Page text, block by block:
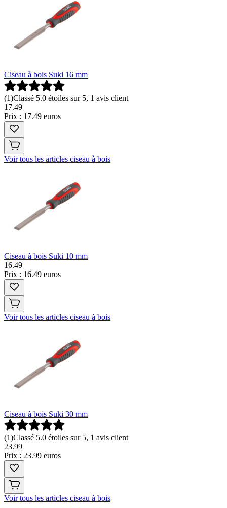
Ciseau à bois Suki 16 mm
(1)Classé 5.0 étoiles sur 5, 1 avis client
17.49
Prix : 17.49 euros
Voir tous les articles ciseau à bois
Ciseau à bois Suki 10 mm
16.49
Prix : 16.49 euros
Voir tous les articles ciseau à bois
Ciseau à bois Suki 30 mm
(1)Classé 5.0 étoiles sur 5, 1 avis client
23.99
Prix : 23.99 euros
Voir tous les articles ciseau à bois